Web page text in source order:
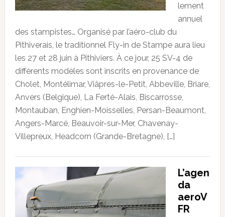
lement
annuel
des stampistes… Organisé par l’aéro-club du
Pithiverais, le traditionnel Fly-in de Stampe aura lieu
les 27 et 28 juin à Pithiviers. À ce jour, 25 SV-4 de
différents modèles sont inscrits en provenance de
Cholet, Montélimar, Viâpres-le-Petit, Abbeville, Briare,
Anvers (Belgique), La Ferté-Alais, Biscarrosse,
Montauban, Enghien-Moisselles, Persan-Beaumont,
Angers-Marcé, Beauvoir-sur-Mer, Chavenay-
Villepreux, Headcorn (Grande-Bretagne), […]
L’agen
da
aeroV
FR